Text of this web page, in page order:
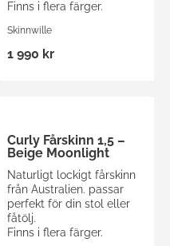
Finns i flera färger.
Skinnwille
1 990 kr
Curly Fårskinn 1,5 –
Beige Moonlight
Naturligt lockigt fårskinn
från Australien. passar
perfekt för din stol eller
fåtölj.
Finns i flera färger.